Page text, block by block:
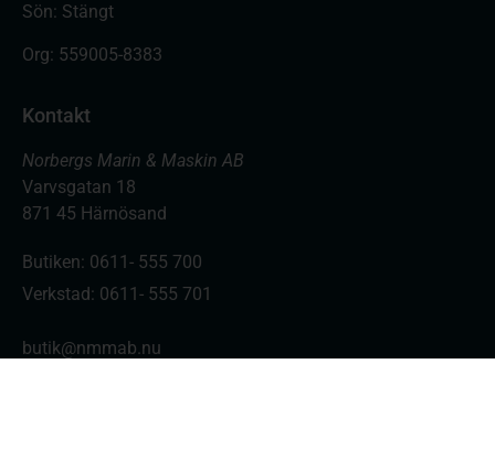
Sön: Stängt
Org: 559005-8383
Kontakt
Norbergs Marin & Maskin AB
Varvsgatan 18
871 45 Härnösand
Butiken: 0611- 555 700
Verkstad: 0611- 555 701
butik@nmmab.nu